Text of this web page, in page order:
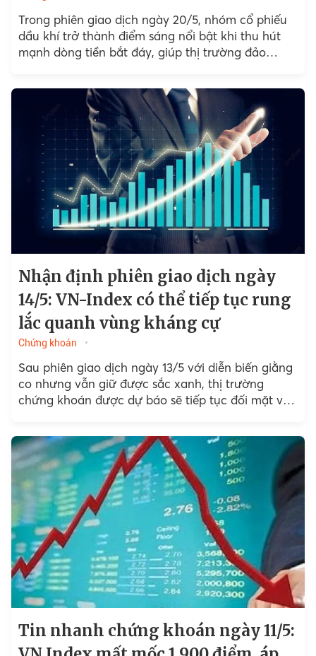
Trong phiên giao dịch ngày 20/5, nhóm cổ phiếu
dầu khí trở thành điểm sáng nổi bật khi thu hút
mạnh dòng tiền bắt đáy, giúp thị trường đảo
Nhận định phiên giao dịch ngày
14/5: VN-Index có thể tiếp tục rung
lắc quanh vùng kháng cự
Chứng khoán
Sau phiên giao dịch ngày 13/5 với diễn biến giằng
co nhưng vẫn giữ được sắc xanh, thị trường
chứng khoán được dự báo sẽ tiếp tục đối mặt với
gần các vùng kháng cự ngắn hạn.
Tin nhanh chứng khoán ngày 11/5: